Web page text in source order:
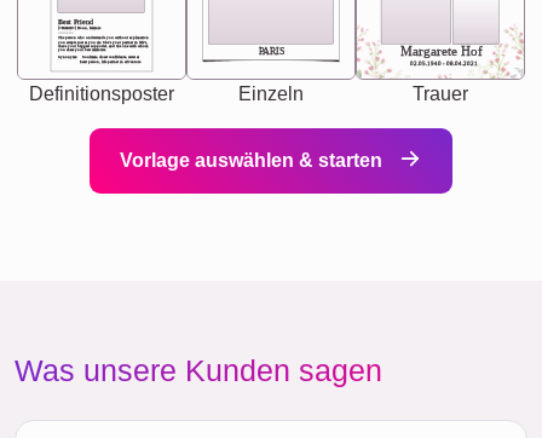
Best Friend
[<NAME>] Noun, feminie
Synonyms: Soulmate, closet confidante, sister at
heart person, life partner in adventure.
The person who understands you without explanation
you accepts just as you are. She's your partner in life's,
chaos your biggest supporter, and the one with whom
you share your best memories.
Definitionsposter
PARIS
Einzeln
Margarete Hof
02.05.1940 - 08.04.2021
Trauer
Vorlage auswählen & starten
Was unsere Kunden sagen